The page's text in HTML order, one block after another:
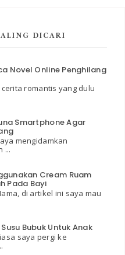
DICARI
Novel Online Penghilang
romantis yang dulu
Smartphone Agar
mengidamkan
...
Cream Ruam
Pada Bayi
di artikel ini saya mau
Bubuk Untuk Anak
saya pergi ke